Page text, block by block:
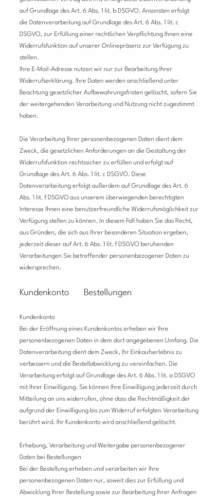
auf Grundlage des Art. 6 Abs. 1 lit. b DSGVO. Ansonsten erfolgt
die Datenverarbeitung auf Grundlage des Art. 6 Abs. 1 lit. c
DSGVO, zur Erfüllung einer rechtlichen Verpflichtung Ihnen eine
Widerrufsfunktion auf unserer Onlinepräsenz zur Verfügung zu
stellen.
Ihre E-Mail-Adresse nutzen wir nur zur Bearbeitung Ihrer
Widerrufserklärung. Ihre Daten werden anschließend unter
Beachtung gesetzlicher Aufbewahrungsfristen gelöscht, sofern Sie
der weitergehenden Verarbeitung und Nutzung nicht zugestimmt
haben.
Die Verarbeitung Ihrer personenbezogenen Daten dient dem
Zweck, die gesetzlichen Anforderungen an die Gestaltung der
Widerrufsfunktion rechtssicher zu erfüllen und erfolgt auf
Grundlage des Art. 6 Abs. 1 lit. c DSGVO. Diese
Datenverarbeitung erfolgt außerdem auf Grundlage des Art. 6
Abs. 1 lit. f DSGVO aus unserem überwiegenden berechtigten
Interesse Ihnen eine benutzerfreundliche Widerrufsmöglichkeit zur
Verfügung stellen zu können. In diesem Fall haben Sie das Recht,
aus Gründen, die sich aus Ihrer besonderen Situation ergeben,
jederzeit dieser auf Art. 6 Abs. 1 lit. f DSGVO beruhenden
Verarbeitungen Sie betreffender personenbezogener Daten zu
widersprechen.
Kundenkonto Bestellungen
Kundenkonto
Bei der Eröffnung eines Kundenkontos erheben wir Ihre
personenbezogenen Daten in dem dort angegebenen Umfang. Die
Datenverarbeitung dient dem Zweck, Ihr Einkaufserlebnis zu
verbessern und die Bestellabwicklung zu vereinfachen. Die
Verarbeitung erfolgt auf Grundlage des Art. 6 Abs. 1 lit. a DSGVO
mit Ihrer Einwilligung. Sie können Ihre Einwilligung jederzeit durch
Mitteilung an uns widerrufen, ohne dass die Rechtmäßigkeit der
aufgrund der Einwilligung bis zum Widerruf erfolgten Verarbeitung
berührt wird. Ihr Kundenkonto wird anschließend gelöscht.
Erhebung, Verarbeitung und Weitergabe personenbezogener
Daten bei Bestellungen
Bei der Bestellung erheben und verarbeiten wir Ihre
personenbezogenen Daten nur, soweit dies zur Erfüllung und
Abwicklung Ihrer Bestellung sowie zur Bearbeitung Ihrer Anfragen